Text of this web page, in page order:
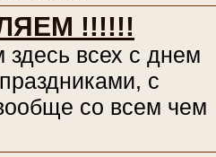
!!!!!!
здесь всех с днем
с
со всем чем